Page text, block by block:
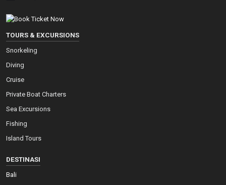
TOURS & EXCURSIONS
Snorkeling
Diving
Cruise
Private Boat Charters
Sea Excursions
Fishing
Island Tours
DESTINASI
Bali